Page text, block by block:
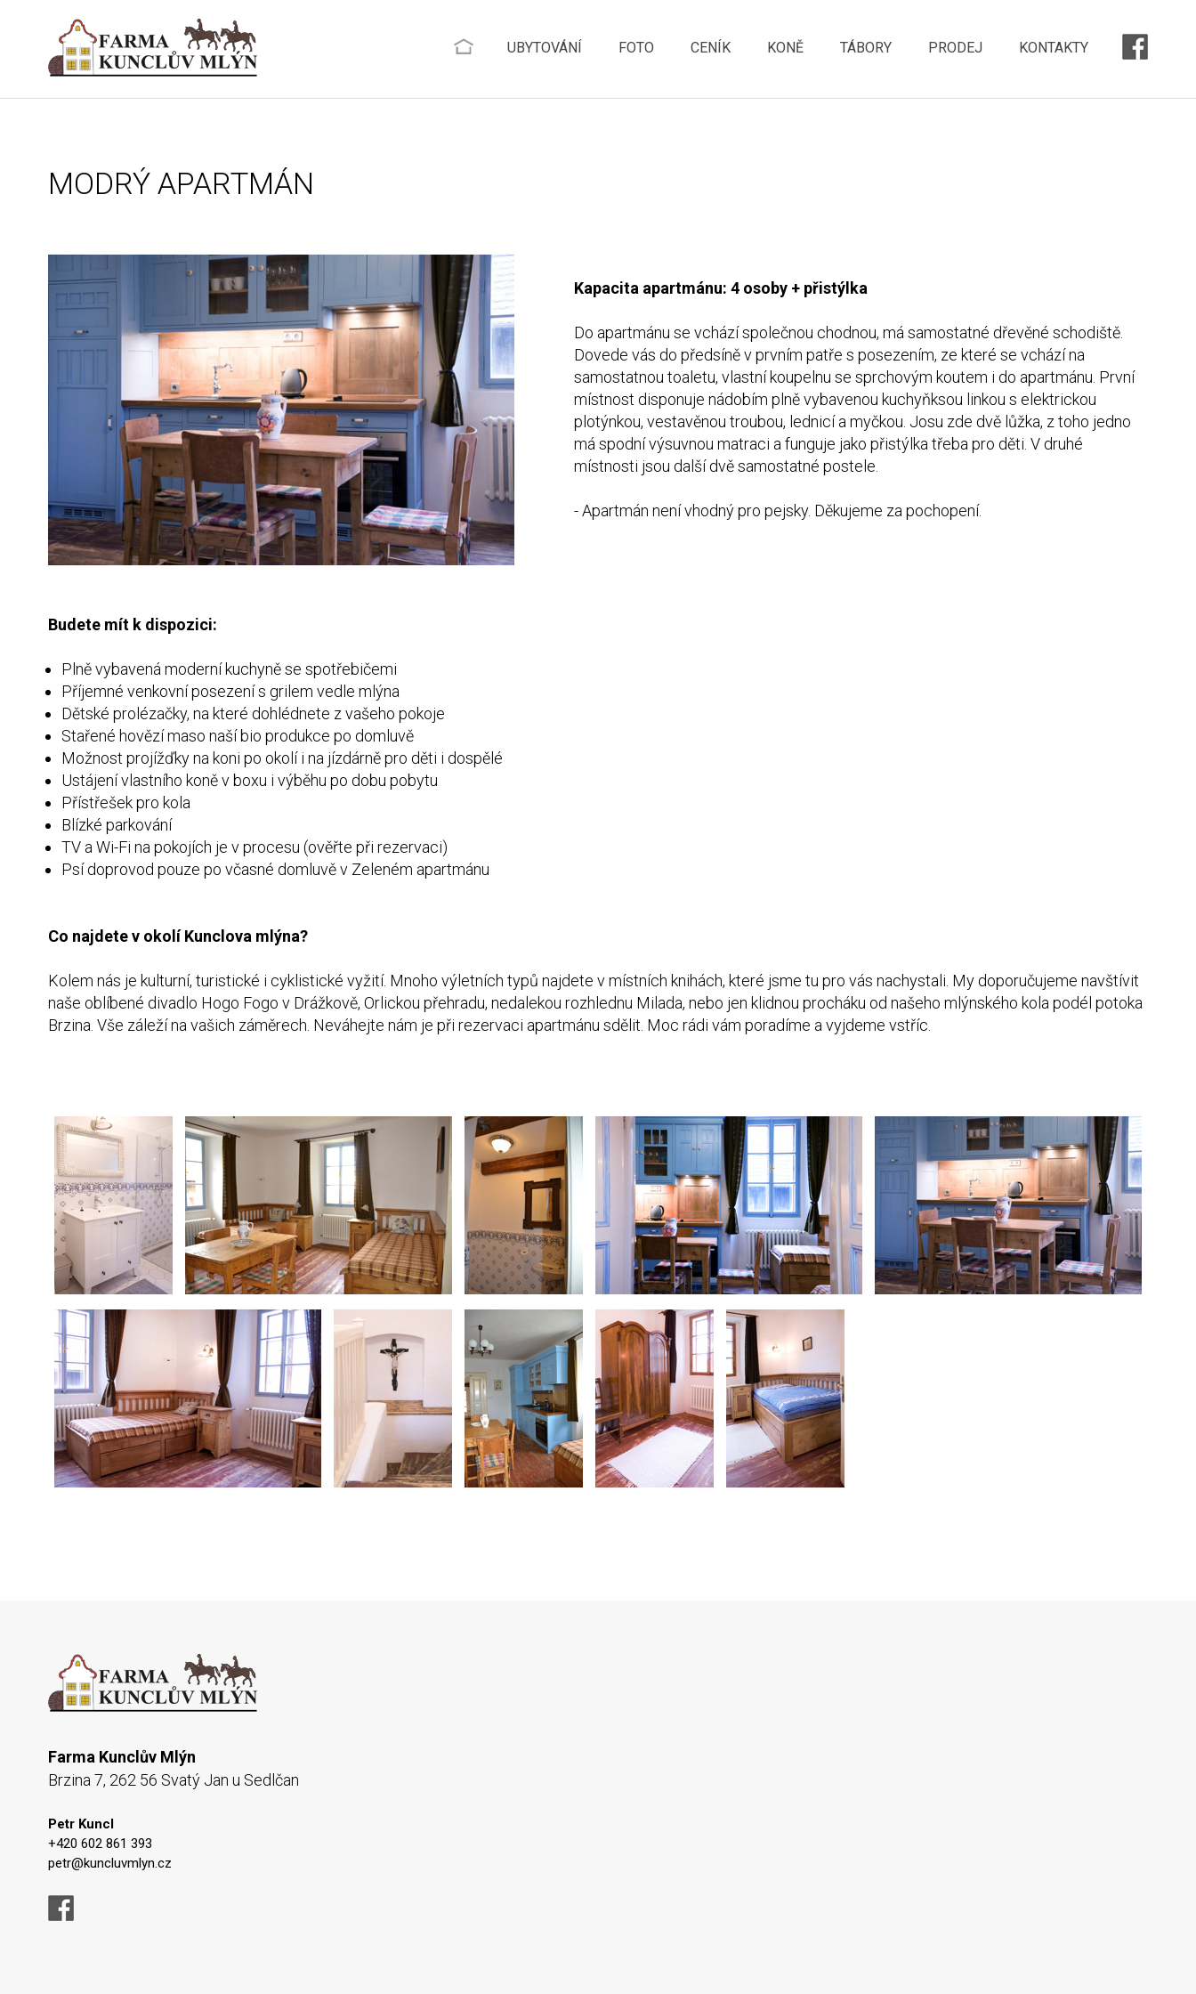
UBYTOVÁNÍ FOTO CENÍK KONĚ TÁBORY PRODEJ KONTAKTY
MODRÝ APARTMÁN
Kapacita apartmánu: 4 osoby + přistýlka
Do apartmánu se vchází společnou chodnou, má samostatné dřevěné schodiště.
Dovede vás do předsíně v prvním patře s posezením, ze které se vchází na
samostatnou toaletu, vlastní koupelnu se sprchovým koutem i do apartmánu. První
místnost disponuje nádobím plně vybavenou kuchyňksou linkou s elektrickou
plotýnkou, vestavěnou troubou, lednicí a myčkou. Josu zde dvě lůžka, z toho jedno
má spodní výsuvnou matraci a funguje jako přistýlka třeba pro děti. V druhé
místnosti jsou další dvě samostatné postele.
- Apartmán není vhodný pro pejsky. Děkujeme za pochopení.
Budete mít k dispozici:
Plně vybavená moderní kuchyně se spotřebičemi
Příjemné venkovní posezení s grilem vedle mlýna
Dětské prolézačky, na které dohlédnete z vašeho pokoje
Stařené hovězí maso naší bio produkce po domluvě
Možnost projížďky na koni po okolí i na jízdárně pro děti i dospělé
Ustájení vlastního koně v boxu i výběhu po dobu pobytu
Přístřešek pro kola
Blízké parkování
TV a Wi-Fi na pokojích je v procesu (ověřte při rezervaci)
Psí doprovod pouze po včasné domluvě v Zeleném apartmánu
Co najdete v okolí Kunclova mlýna?
Kolem nás je kulturní, turistické i cyklistické vyžití. Mnoho výletních typů najdete v místních knihách, které jsme tu pro vás nachystali. My doporučujeme navštívit
naše oblíbené divadlo Hogo Fogo v Drážkově, Orlickou přehradu, nedalekou rozhlednu Milada, nebo jen klidnou procháku od našeho mlýnského kola podél potoka
Brzina. Vše záleží na vašich záměrech. Neváhejte nám je při rezervaci apartmánu sdělit. Moc rádi vám poradíme a vyjdeme vstříc.
Farma Kunclův Mlýn
Brzina 7, 262 56 Svatý Jan u Sedlčan
Petr Kuncl
+420 602 861 393
petr@kuncluvmlyn.cz